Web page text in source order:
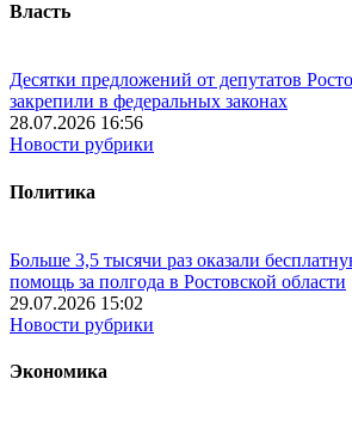
Власть
Десятки предложений от депутатов
закрепили в федеральных законах
28.07.2026 16:56
Новости рубрики
Политика
Больше 3,5 тысячи раз оказали
помощь за полгода в Ростовской области
29.07.2026 15:02
Новости рубрики
Экономика